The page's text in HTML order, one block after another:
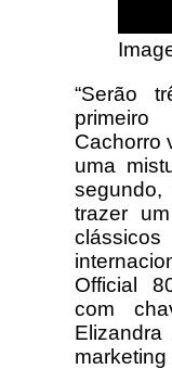
“Serão
Cachorro
uma
trazer
Official
com
Elizandra